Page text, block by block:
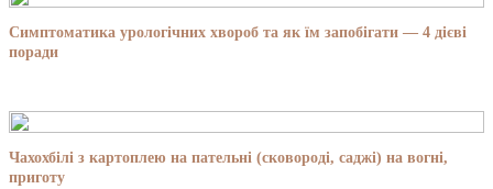
Симптоматика урологічних хвороб та як їм запобігати — 4 дієві
поради
Чахохбілі з картоплею на пательні (сковороді, саджі) на вогні,
приготу